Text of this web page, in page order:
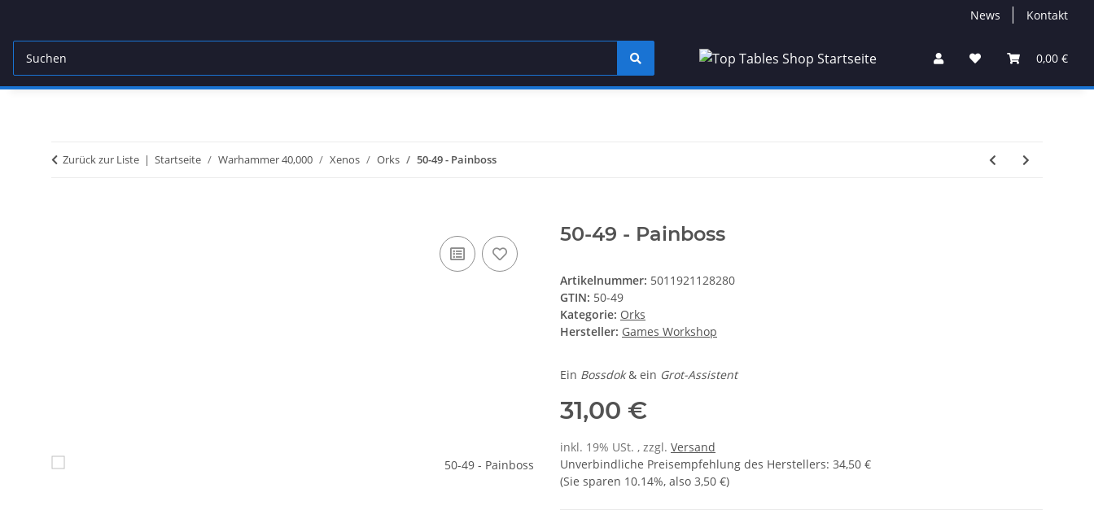
News Kontakt
0,00 €
Zurück zur Liste Startseite Warhammer 40,000 Xenos Orks 50-49 - Painboss
50-49 - Painboss
Artikelnummer: 5011921128280
GTIN: 50-49
Kategorie: Orks
Hersteller: Games Workshop
Ein Bossdok& ein Grot-Assistent
31,00 €
inkl. 19% USt. , zzgl. Versand
Unverbindliche Preisempfehlung des Herstellers: 34,50 €
(Sie sparen 10.14%, also 3,50 €)